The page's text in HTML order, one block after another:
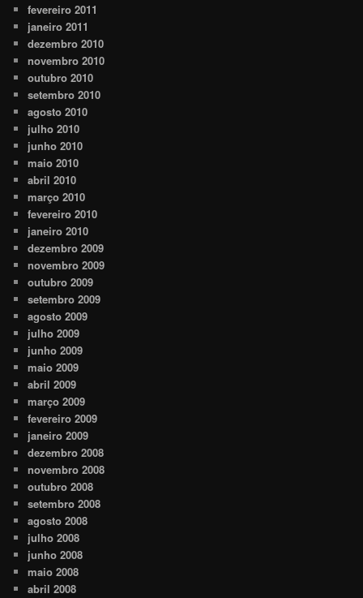
fevereiro 2011
janeiro 2011
dezembro 2010
novembro 2010
outubro 2010
setembro 2010
agosto 2010
julho 2010
junho 2010
maio 2010
abril 2010
março 2010
fevereiro 2010
janeiro 2010
dezembro 2009
novembro 2009
outubro 2009
setembro 2009
agosto 2009
julho 2009
junho 2009
maio 2009
abril 2009
março 2009
fevereiro 2009
janeiro 2009
dezembro 2008
novembro 2008
outubro 2008
setembro 2008
agosto 2008
julho 2008
junho 2008
maio 2008
abril 2008